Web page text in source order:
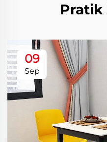
Pratik
09
Sep